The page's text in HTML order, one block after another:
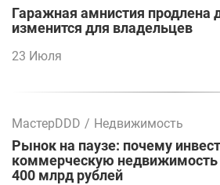
Гаражная амнистия продлена
изменится для владельцев
23 Июля
МастерDDD / Недвижимость
Рынок на паузе: почему
коммерческую недвижимость
400 млрд рублей